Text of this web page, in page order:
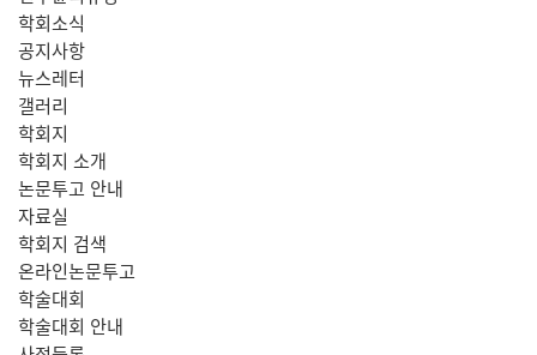
학회소식
공지사항
뉴스레터
갤러리
학회지
학회지 소개
논문투고 안내
자료실
학회지 검색
온라인논문투고
학술대회
학술대회 안내